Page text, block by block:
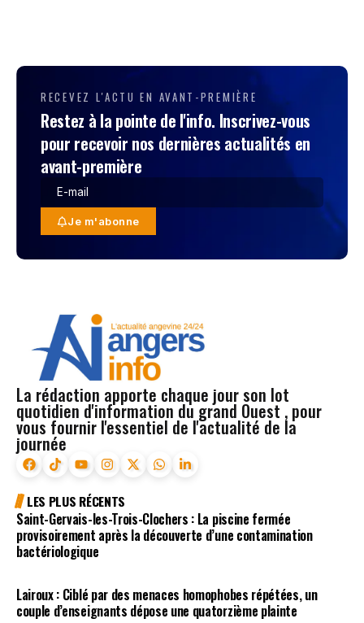
RECEVEZ L'ACTU EN AVANT-PREMIÈRE
Restez à la pointe de l'info. Inscrivez-vous
pour recevoir nos dernières actualités en
avant-première
Je m'abonne
La rédaction apporte chaque jour son lot
quotidien d'information du grand Ouest , pour
vous fournir l'essentiel de l'actualité de la
journée
LES PLUS RÉCENTS
Saint-Gervais-les-Trois-Clochers : La piscine fermée
provisoirement après la découverte d’une contamination
bactériologique
Lairoux : Ciblé par des menaces homophobes répétées, un
couple d’enseignants dépose une quatorzième plainte